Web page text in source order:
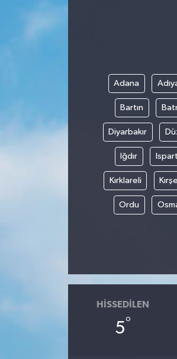
Adana
Bartın
Diyarbakır
Iğdır
Kırklareli
Ordu
HISSEDILEN
5°